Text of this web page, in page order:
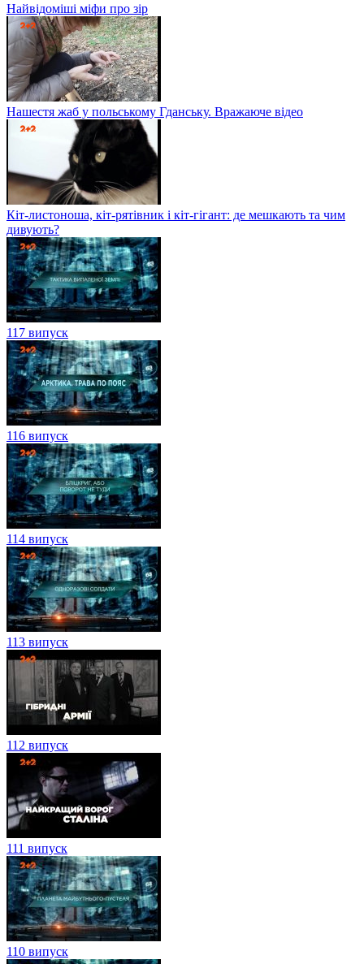
Найвідоміші міфи про зір
Нашестя жаб у польському Гданську. Вражаюче відео
Кіт-листоноша, кіт-рятівник і кіт-гігант: де мешкають та чим
дивують?
117 випуск
116 випуск
114 випуск
113 випуск
112 випуск
111 випуск
110 випуск